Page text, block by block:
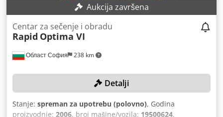
Aukcija završena
Област София 238 km
Centar za sečenje i obradu
Rapid Optima VI
Detalji
Stanje: spreman za upotrebu (polovno), Godina
proizvodnje: 2006, broj mašine/vozila: 19500624,